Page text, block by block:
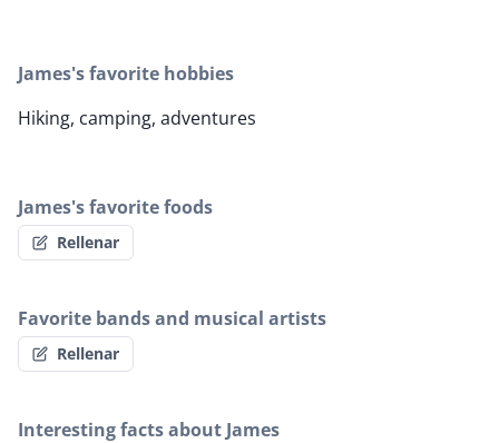
James's favorite hobbies
Hiking, camping, adventures
James's favorite foods
Rellenar
Favorite bands and musical artists
Rellenar
Interesting facts about James